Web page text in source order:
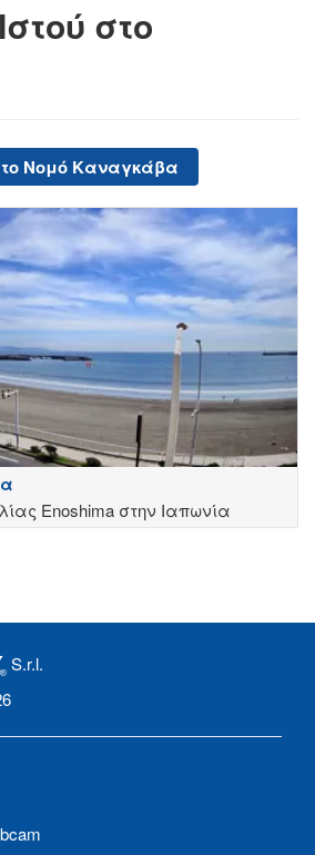
στο
Νομό Καναγκάβα
Enoshima στην Ιαπωνία
S.r.l.